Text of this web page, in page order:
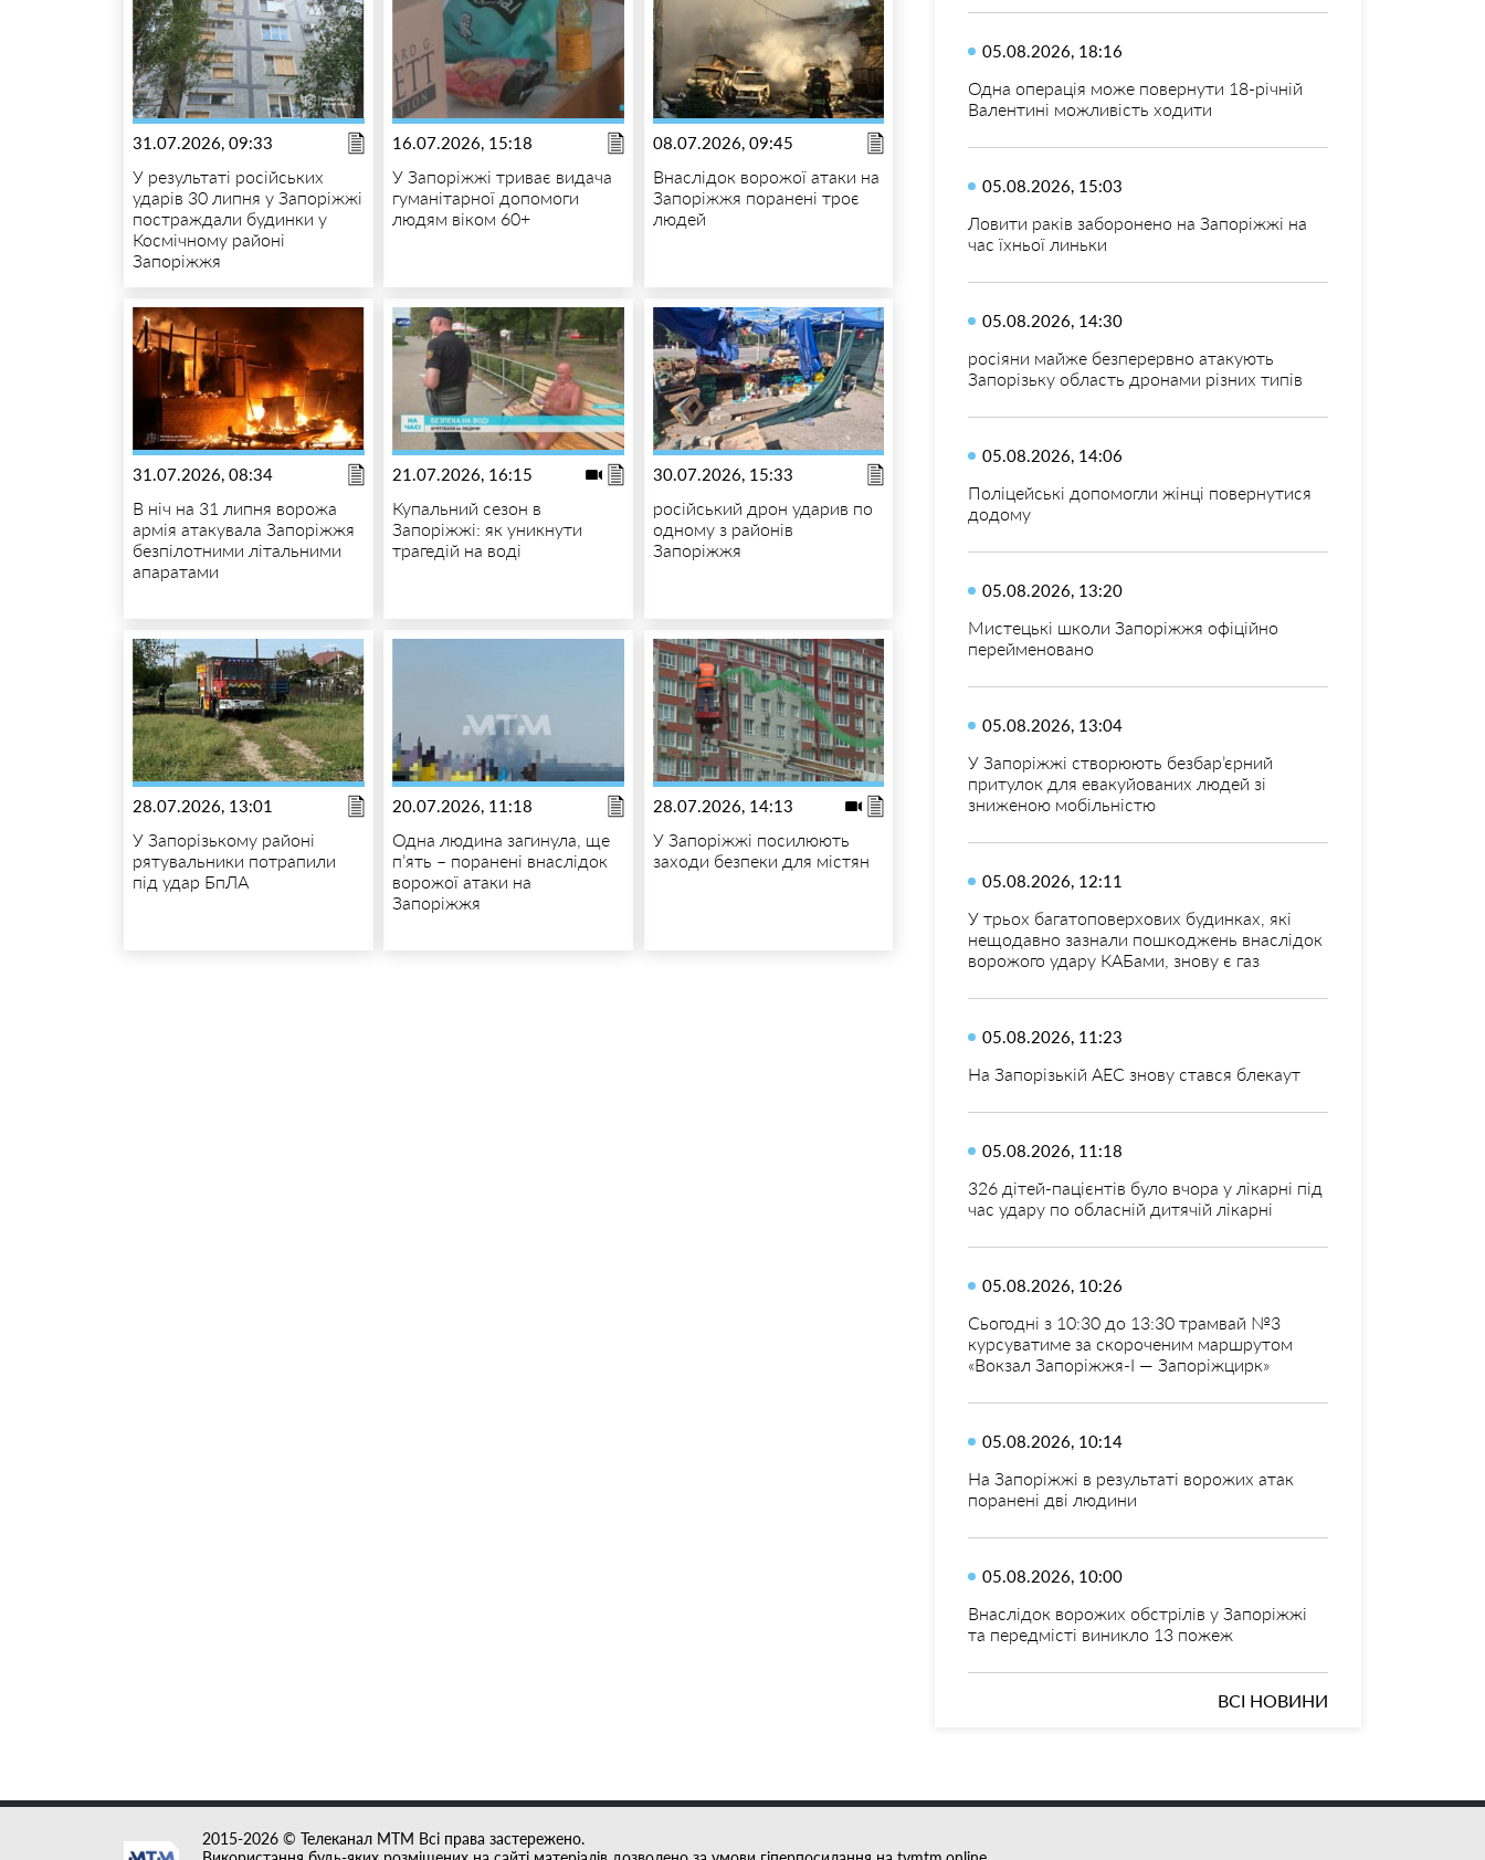
31.07.2026, 09:33
У результаті російських
ударів 30 липня у Запоріжжі
постраждали будинки у
Космічному районі
Запоріжжя
16.07.2026, 15:18
У Запоріжжі триває видача
гуманітарної допомоги
людям віком 60+
08.07.2026, 09:45
Внаслідок ворожої атаки на
Запоріжжя поранені троє
людей
31.07.2026, 08:34
В ніч на 31 липня ворожа
армія атакувала Запоріжжя
безпілотними літальними
апаратами
21.07.2026, 16:15
Купальний сезон в
Запоріжжі: як уникнути
трагедій на воді
30.07.2026, 15:33
російський дрон ударив по
одному з районів
Запоріжжя
28.07.2026, 13:01
У Запорізькому районі
рятувальники потрапили
під удар БпЛА
20.07.2026, 11:18
Одна людина загинула, ще
п’ять – поранені внаслідок
ворожої атаки на
Запоріжжя
28.07.2026, 14:13
У Запоріжжі посилюють
заходи безпеки для містян
05.08.2026, 18:16
Одна операція може повернути 18-річній
Валентині можливість ходити
05.08.2026, 15:03
Ловити раків заборонено на Запоріжжі на
час їхньої линьки
05.08.2026, 14:30
росіяни майже безперервно атакують
Запорізьку область дронами різних типів
05.08.2026, 14:06
Поліцейські допомогли жінці повернутися
додому
05.08.2026, 13:20
Мистецькі школи Запоріжжя офіційно
перейменовано
05.08.2026, 13:04
У Запоріжжі створюють безбар’єрний
притулок для евакуйованих людей зі
зниженою мобільністю
05.08.2026, 12:11
У трьох багатоповерхових будинках, які
нещодавно зазнали пошкоджень внаслідок
ворожого удару КАБами, знову є газ
05.08.2026, 11:23
На Запорізькій АЕС знову стався блекаут
05.08.2026, 11:18
326 дітей-пацієнтів було вчора у лікарні під
час удару по обласній дитячій лікарні
05.08.2026, 10:26
Сьогодні з 10:30 до 13:30 трамвай №3
курсуватиме за скороченим маршрутом
«Вокзал Запоріжжя-I — Запоріжцирк»
05.08.2026, 10:14
На Запоріжжі в результаті ворожих атак
поранені дві людини
05.08.2026, 10:00
Внаслідок ворожих обстрілів у Запоріжжі
та передмісті виникло 13 пожеж
ВСІ НОВИНИ
2015-2026 © Телеканал MTM Всі права застережено.